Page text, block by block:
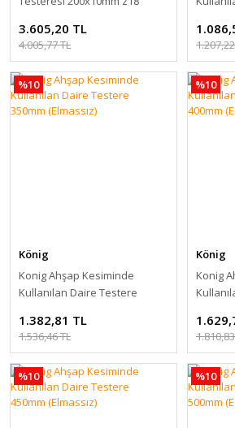
3.605,20 TL
4.005,77 TL
%10
König
Konig Ahşap Kesiminde
Kullanılan Daire Testere
1.382,81 TL
1.536,46 TL
%10
König
Konig
%10 %10